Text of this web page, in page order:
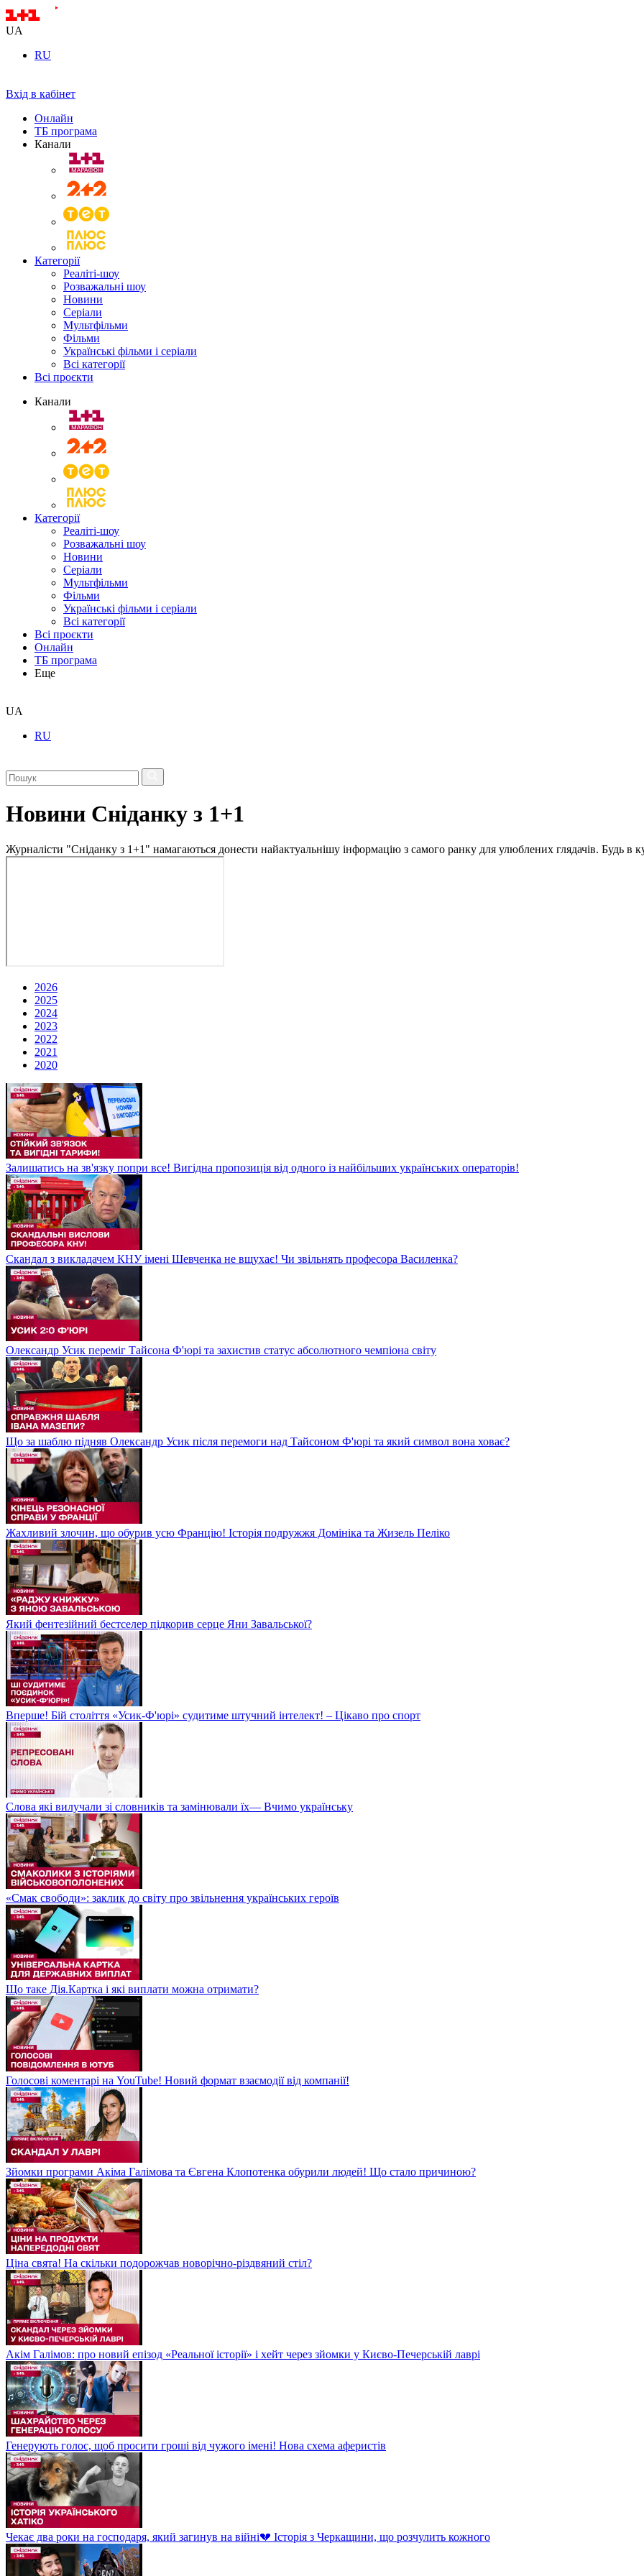
UA
RU
Вхід в кабінет
Онлайн
ТБ програма
Канали
Категорії
Реаліті-шоу
Розважальні шоу
Новини
Серіали
Мультфільми
Фільми
Українські фільми і серіали
Всі категорії
Всі проєкти
Канали
Категорії
Реаліті-шоу
Розважальні шоу
Новини
Серіали
Мультфільми
Фільми
Українські фільми і серіали
Всі категорії
Всі проєкти
Онлайн
ТБ програма
Еще
UA
RU
Новини Сніданку з 1+1
Журналісти "Сніданку з 1+1" намагаються донести найактуальнішу інформацію з самого ранку для улюблених глядачів. Будь в
2026
2025
2024
2023
2022
2021
2020
Залишатись на зв'язку попри все! Вигідна пропозиція від одного із найбільших українських операторів!
Скандал з викладачем КНУ імені Шевченка не вщухає! Чи звільнять професора Василенка?
Олександр Усик переміг Тайсона Ф'юрі та захистив статус абсолютного чемпіона світу
Що за шаблю підняв Олександр Усик після перемоги над Тайсоном Ф'юрі та який символ вона ховає?
Жахливий злочин, що обурив усю Францію! Історія подружжя Домініка та Жизель Пеліко
Який фентезійний бестселер підкорив серце Яни Завальської?
Вперше! Бій століття «Усик-Ф'юрі» судитиме штучний інтелект! – Цікаво про спорт
Слова які вилучали зі словників та замінювали їх— Вчимо українську
«Смак свободи»: заклик до світу про звільнення українських героїв
Що таке Дія.Картка і які виплати можна отримати?
Голосові коментарі на YouTube! Новий формат взаємодії від компанії!
Зйомки програми Акіма Галімова та Євгена Клопотенка обурили людей! Що стало причиною?
Ціна свята! На скільки подорожчав новорічно-різдвяний стіл?
Акім Галімов: про новий епізод «Реальної історії» і хейт через зйомки у Києво-Печерській лаврі
Генерують голос, щоб просити гроші від чужого імені! Нова схема аферистів
Чекає два роки на господаря, який загинув на війні💔 Історія з Черкащини, що розчулить кожного